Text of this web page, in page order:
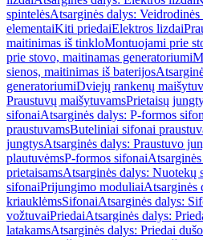
spintelėsAtsarginės dalys: Veidrodinės
elementaiKiti priedaiElektros lizdai
maitinimas iš tinkloMontuojami prie
prie stovo, maitinamas generatoriumi
sienos, maitinimas iš baterijos
generatoriumiDviejų rankenų
Praustuvų maišytuvamsPrietaisų
sifonaiAtsarginės dalys: P-formos
praustuvamsButeliniai sifonai
jungtysAtsarginės dalys: Praustuvo
plautuvėmsP-formos sifonai
prietaisamsAtsarginės dalys: Nuotekų
sifonaiPrijungimo moduliaiAtsarginės
kriauklėmsSifonaiAtsarginės dalys:
vožtuvaiPriedaiAtsarginės dalys:
latakamsAtsarginės dalys: Priedai